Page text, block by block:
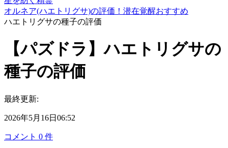
オルネア(ハエトリグサ)の評価！潜在覚醒おすすめ
ハエトリグサの種子の評価
【パズドラ】ハエトリグサの
種子の評価
最終更新:
2026年5月16日06:52
コメント 0 件